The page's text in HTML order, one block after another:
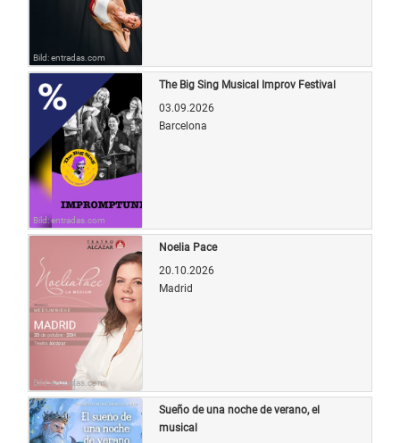
Bild: entradas.com
Bild: entradas.com
The Big Sing Musical Improv Festival
03.09.2026
Barcelona
Bild: entradas.com
Noelia Pace
20.10.2026
Madrid
Sueño de una noche de verano, el
musical